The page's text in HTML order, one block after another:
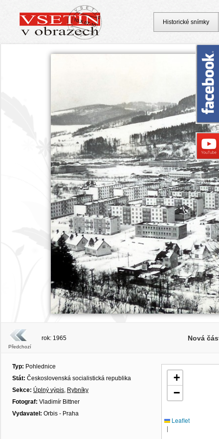
Předchozí
rok: 1965 Nová
Typ: Pohlednice
Stát: Československá socialistická republika
Sekce: Úplný výpis, Rybníky
Fotograf: Vladimír Bittner
Vydavatel: Orbis - Praha
+
−
Leaflet
|
Historické snímky